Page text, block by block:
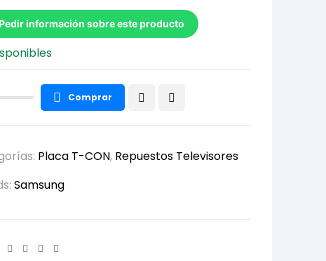
información sobre este producto
Comprar
Placa T-CON, Repuestos Televisores
Samsung
Facebook
TwitterLinkedin